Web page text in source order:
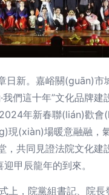
日新。嘉峪關(guān)市
我們這十年”文化品牌建
年新春聯(lián)歡會
現(xiàn)場暖意融融，
，共同見證法院文化建
甲辰龍年的到來。
上，院黨組書記、院